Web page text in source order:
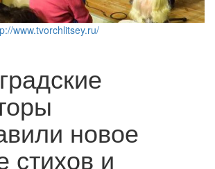
www.tvorchlitsey.ru/
новое
стихов и